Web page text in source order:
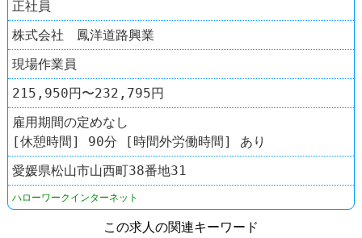
正社員
株式会社 鳳洋道路興業
現場作業員
215,950円〜232,795円
雇用期間の定めなし
[休憩時間] 90分 [時間外労働時間] あり
愛媛県松山市山西町38番地31
ハローワークインターネット
この求人の関連キーワード